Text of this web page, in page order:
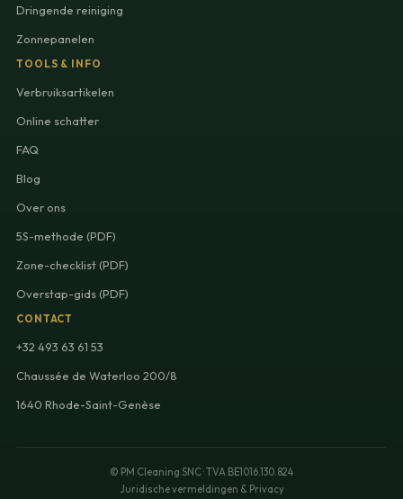
Dringende reiniging
Zonnepanelen
TOOLS & INFO
Verbruiksartikelen
Online schatter
FAQ
Blog
Over ons
5S-methode (PDF)
Zone-checklist (PDF)
Overstap-gids (PDF)
CONTACT
+32 493 63 61 53
Chaussée de Waterloo 200/8
1640 Rhode-Saint-Genèse
© PM Cleaning SNC · TVA BE1016.130.824
Juridische vermeldingen & Privacy